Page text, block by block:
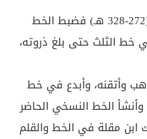
وجاء أبو علي محمد بن مقلة الوزير (272-328 هـ) فضبط الخط
خط الثلث حتى بلغ ذروته،
وأتقنه، وأبدع في خط
وأنشأ الخط النسخي الحاضر
ابن مقلة في الخط والقلم